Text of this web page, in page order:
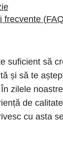
frecvente
suficient să
și să te
zilele
de
cu asta